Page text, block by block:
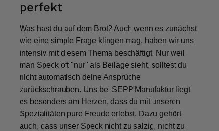
perfekt
Was hast du auf dem Brot? Auch wenn es zunächst
wie eine simple Frage klingen mag, haben wir uns
intensiv mit diesem Thema beschäftigt. Nur weil
man Speck oft "nur" als Beilage sieht, solltest du
nicht automatisch deine Ansprüche
zurückschrauben. Uns bei SEPP'Manufaktur liegt
es besonders am Herzen, dass du mit unseren
Spezialitäten pure Freude erlebst. Dazu gehört
auch, dass unser Speck nicht zu salzig, nicht zu